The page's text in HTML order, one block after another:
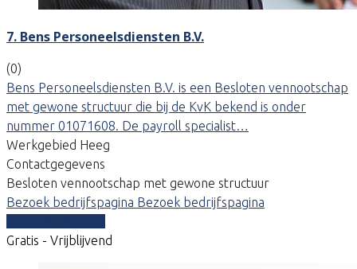
7. Bens Personeelsdiensten B.V.
(0)
Bens Personeelsdiensten B.V. is een Besloten vennootschap
met gewone structuur die bij de KvK bekend is onder
nummer 01071608. De payroll specialist…
Werkgebied Heeg
Contactgegevens
Besloten vennootschap met gewone structuur
Bezoek bedrijfspagina Bezoek bedrijfspagina
Gratis - Vrijblijvend